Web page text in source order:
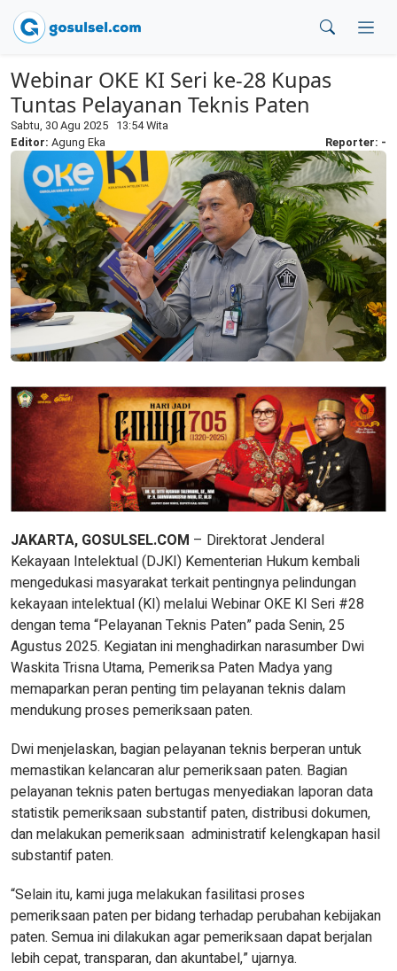
Webinar OKE KI Seri ke-28 Kupas
Tuntas Pelayanan Teknis Paten
Sabtu, 30 Agu 2025 13:54 Wita
Editor: Agung Eka Reporter: -
JAKARTA, GOSULSEL.COM – Direktorat Jenderal
Kekayaan Intelektual (DJKI) Kementerian Hukum kembali
mengedukasi masyarakat terkait pentingnya pelindungan
kekayaan intelektual (KI) melalui Webinar OKE KI Seri #28
dengan tema “Pelayanan Teknis Paten” pada Senin, 25
Agustus 2025. Kegiatan ini menghadirkan narasumber Dwi
Waskita Trisna Utama, Pemeriksa Paten Madya yang
memaparkan peran penting tim pelayanan teknis dalam
mendukung proses pemeriksaan paten.
Dwi menjelaskan, bagian pelayanan teknis berperan untuk
memastikan kelancaran alur pemeriksaan paten. Bagian
pelayanan teknis paten bertugas menyediakan laporan data
statistik pemeriksaan substantif paten, distribusi dokumen,
dan melakukan pemeriksaan administratif kelengkapan hasil
substantif paten.
“Selain itu, kami juga melakukan fasilitasi proses
pemeriksaan paten per bidang terhadap perubahan kebijakan
paten. Semua ini dilakukan agar pemeriksaan dapat berjalan
lebih cepat, transparan, dan akuntabel,” ujarnya.